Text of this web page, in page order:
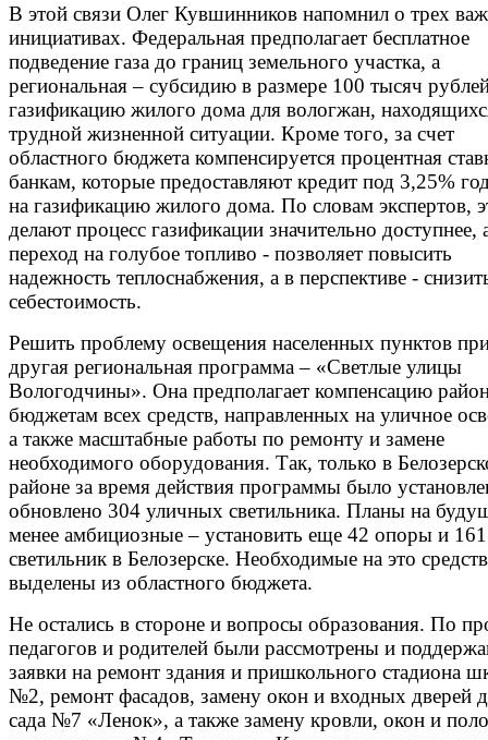
В этой связи Олег Кувшинников напомнил о трех
инициативах. Федеральная предполагает бесплатное
подведение газа до границ земельного участка, а
региональная – субсидию в размере 100 тысяч
газификацию жилого дома для вологжан,
трудной жизненной ситуации. Кроме того, за счет
областного бюджета компенсируется процентная
банкам, которые предоставляют кредит под 3,25%
на газификацию жилого дома. По словам экспертов,
делают процесс газификации значительно доступнее,
переход на голубое топливо - позволяет повысить
надежность теплоснабжения, а в перспективе -
себестоимость.
Решить проблему освещения населенных пунктов
другая региональная программа – «Светлые улицы
Вологодчины». Она предполагает компенсацию
бюджетам всех средств, направленных на уличное
а также масштабные работы по ремонту и замене
необходимого оборудования. Так, только в
районе за время действия программы было
обновлено 304 уличных светильника. Планы на
менее амбициозные – установить еще 42 опоры и 161
светильник в Белозерске. Необходимые на это
выделены из областного бюджета.
Не остались в стороне и вопросы образования. По
педагогов и родителей были рассмотрены и
заявки на ремонт здания и пришкольного стадиона
№2, ремонт фасадов, замену окон и входных дверей
сада №7 «Ленок», а также замену кровли, окон и